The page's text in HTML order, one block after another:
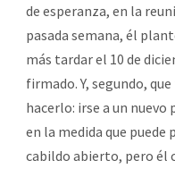
de esperanza, en la
pasada semana, él
más tardar el 10 de
firmado. Y, segundo,
hacerlo: irse a un
en la medida que puede
cabildo abierto, pero él